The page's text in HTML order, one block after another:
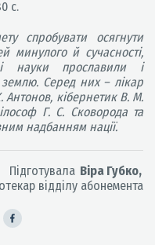
с.
спробувати осягнути
минулого й сучасності,
прославили і
землю. Серед них – лікар
Антонов, кібернетик В. М.
Г. С. Сковорода та
надбанням нації.
Підготувала Віра Губко,
відділу абонемента